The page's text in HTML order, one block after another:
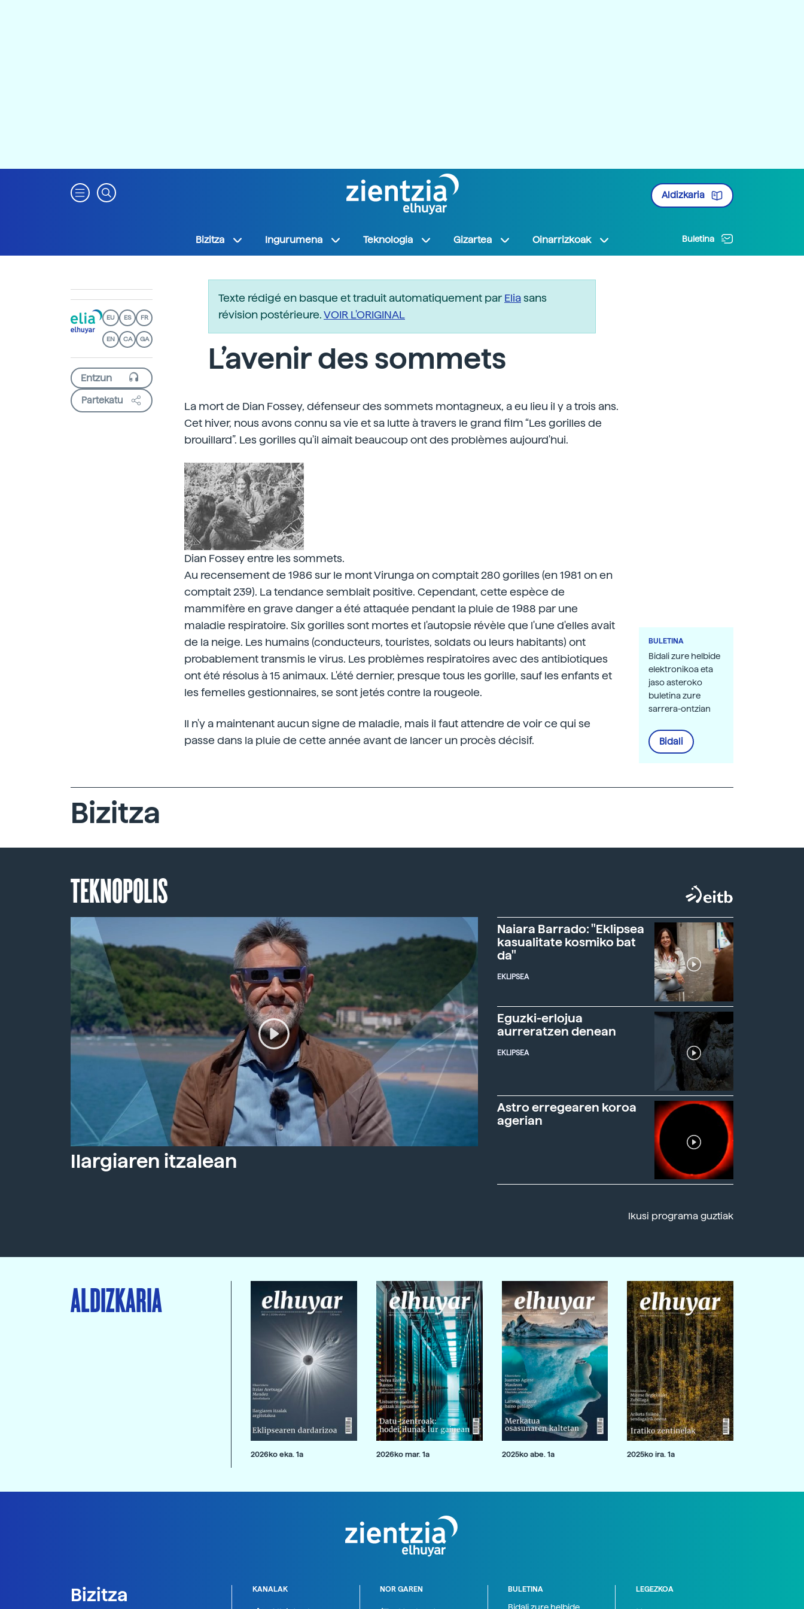
Aldizkaria
Bizitza Ingurumena Teknologia Gizartea Oinarrizkoak Buletina
EU ES FR
EN CA GA
Partekatu
Texte rédigé en basque et traduit automatiquement parEliasans
révision postérieure.VOIR L'ORIGINAL
L’avenir des sommets
La mort de Dian Fossey, défenseur des sommets montagneux, a eu lieu il y a trois ans.
Cet hiver, nous avons connu sa vie et sa lutte à travers le grand film “Les gorilles de
brouillard”. Les gorilles qu'il aimait beaucoup ont des problèmes aujourd'hui.
Dian Fossey entre les sommets.
Au recensement de 1986 sur le mont Virunga on comptait 280 gorilles (en 1981 on en
comptait 239). La tendance semblait positive. Cependant, cette espèce de
mammifère en grave danger a été attaquée pendant la pluie de 1988 par une
maladie respiratoire. Six gorilles sont mortes et l'autopsie révèle que l'une d'elles avait
de la neige. Les humains (conducteurs, touristes, soldats ou leurs habitants) ont
probablement transmis le virus. Les problèmes respiratoires avec des antibiotiques
ont été résolus à 15 animaux. L'été dernier, presque tous les gorille, sauf les enfants et
les femelles gestionnaires, se sont jetés contre la rougeole.
Il n'y a maintenant aucun signe de maladie, mais il faut attendre de voir ce qui se
passe dans la pluie de cette année avant de lancer un procès décisif.
BULETINA
Bidali zure helbide
elektronikoa eta
jaso asteroko
buletina zure
sarrera-ontzian
Bidali
Bizitza
TEKNOPOLIS
Ilargiaren itzalean
Naiara Barrado: "Eklipsea
kasualitate kosmiko bat
da"
EKLIPSEA
Eguzki-erlojua
aurreratzen denean
EKLIPSEA
Astro erregearen koroa
agerian
Ikusi programa guztiak
ALDIZKARIA
2026ko eka. 1a 2026ko mar. 1a 2025ko abe. 1a 2025ko ira. 1a
Bizitza
KANALAK NOR GAREN BULETINA LEGEZKOA